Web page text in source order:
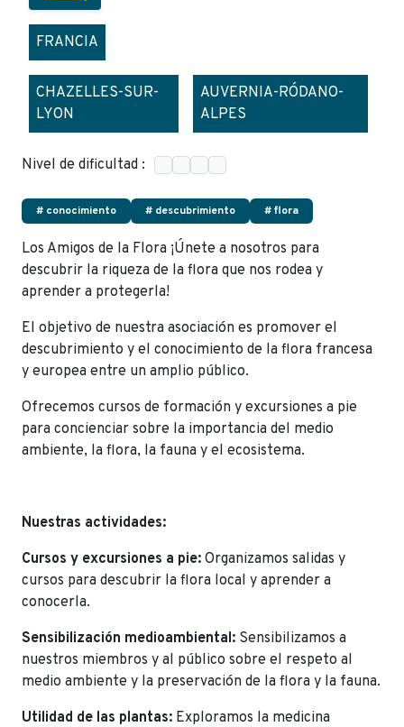
FRANCIA
CHAZELLES-SUR-
LYON
AUVERNIA-RÓDANO-
ALPES
Nivel de dificultad :
# conocimiento # descubrimiento # flora
Los Amigos de la Flora ¡Únete a nosotros para
descubrir la riqueza de la flora que nos rodea y
aprender a protegerla!
El objetivo de nuestra asociación es promover el
descubrimiento y el conocimiento de la flora francesa
y europea entre un amplio público.
Ofrecemos cursos de formación y excursiones a pie
para concienciar sobre la importancia del medio
ambiente, la flora, la fauna y el ecosistema.
Nuestras actividades:
Cursos y excursiones a pie: Organizamos salidas y
cursos para descubrir la flora local y aprender a
conocerla.
Sensibilización medioambiental: Sensibilizamos a
nuestros miembros y al público sobre el respeto al
medio ambiente y la preservación de la flora y la fauna.
Utilidad de las plantas: Exploramos la medicina